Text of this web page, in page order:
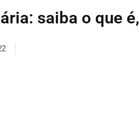
saiba o que é,